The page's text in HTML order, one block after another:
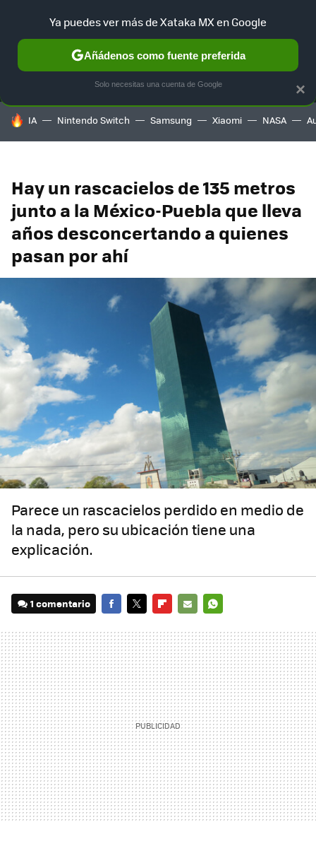
MENÚ NUEVO
GAMING HOME AUTO
HOY SE HABLA DE
IA Nintendo Switch Samsung Xiaomi NASA
Hay un rascacielos de 135 metros
junto a la México-Puebla que lleva
años desconcertando a quienes
pasan por ahí
Parece un rascacielos perdido en medio de
la nada, pero su ubicación tiene una
explicación.
1 comentario
MAIL
×
Ya puedes ver más de Xataka MX en Google
Añádenos como fuente preferida
Solo necesitas una cuenta de Google